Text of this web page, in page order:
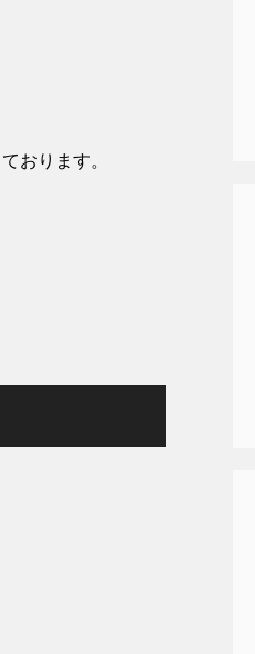
おります。